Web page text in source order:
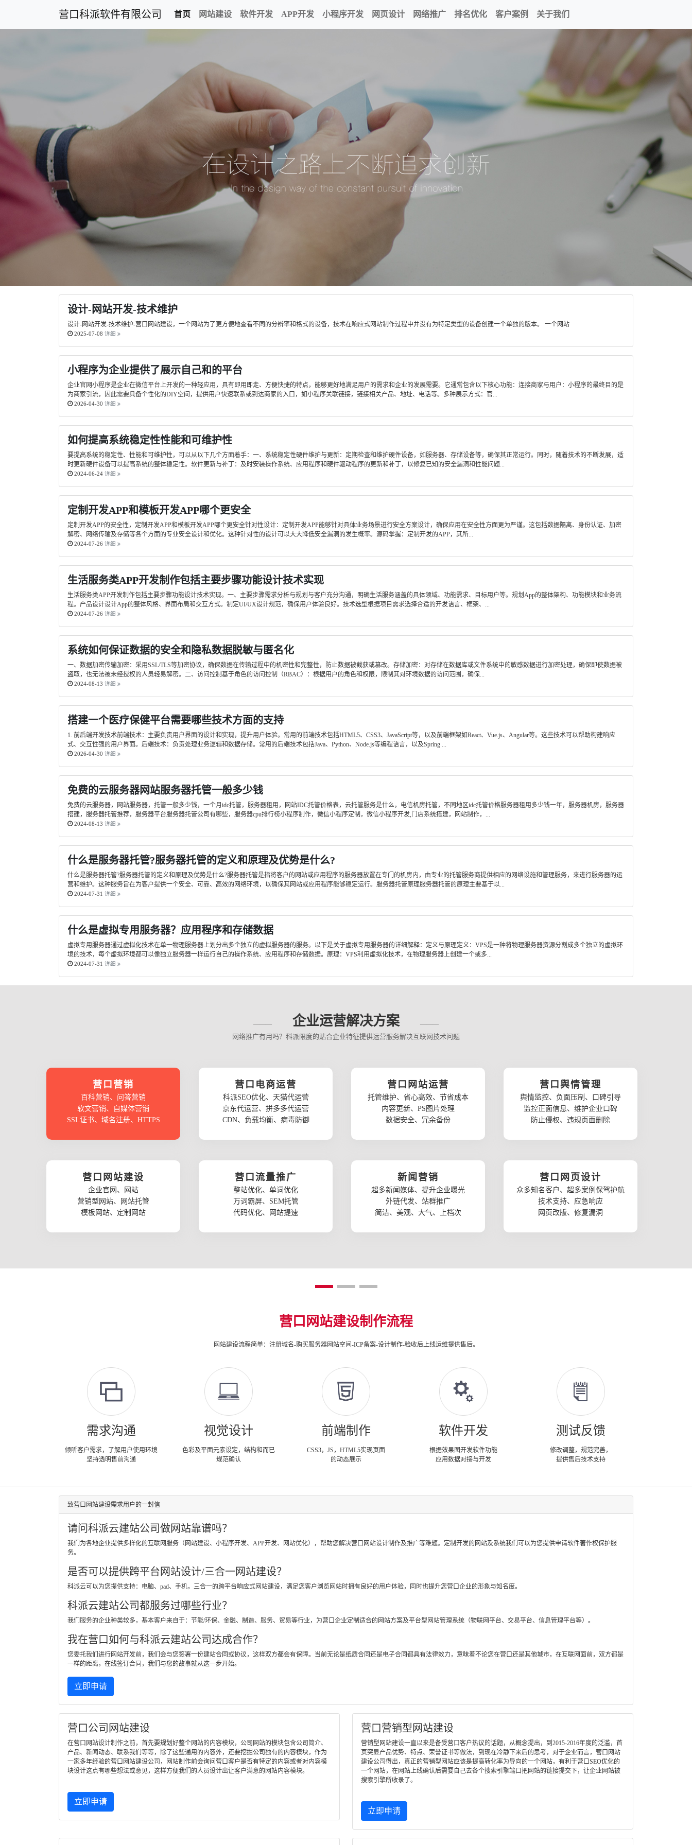
营口科派软件有限公司 首页 网站建设 软件开发 APP开发 小程序开发 网页设计 网络推广 排名优化 客户案例 关于我们
设计-网站开发-技术维护
设计-网站开发-技术维护-营口网站建设，一个网站为了更方便地查看不同的分辨率和格式的设备，技术在响应式网站制作过程中并没有为特定类型的设备创建一个单独的版本。 一个网站
2025-07-08 详细
小程序为企业提供了展示自己和的平台
企业官网小程序是企业在微信平台上开发的一种轻应用，具有即用即走、方便快捷的特点，能够更好地满足用户的需求和企业的发展需要。它通常包含以下核心功能：连接商家与用户：小程序的最终目的是
为商家引流，因此需要具备个性化的DIY空间，提供用户快速联系或到达商家的入口，如小程序关联链接，链接相关产品、地址、电话等。多种展示方式：官...
2026-04-30 详细
如何提高系统稳定性性能和可维护性
要提高系统的稳定性、性能和可维护性，可以从以下几个方面着手：一、系统稳定性硬件维护与更新：定期检查和维护硬件设备，如服务器、存储设备等，确保其正常运行。同时，随着技术的不断发展，适
时更新硬件设备可以提高系统的整体稳定性。软件更新与补丁：及时安装操作系统、应用程序和硬件驱动程序的更新和补丁，以修复已知的安全漏洞和性能问题...
2024-06-24 详细
定制开发APP和模板开发APP哪个更安全
定制开发APP的安全性，定制开发APP和模板开发APP哪个更安全针对性设计：定制开发APP能够针对具体业务场景进行安全方案设计，确保应用在安全性方面更为严谨。这包括数据隔离、身份认证、加密
解密、网络传输及存储等各个方面的专业安全设计和优化。这种针对性的设计可以大大降低安全漏洞的发生概率。源码掌握：定制开发的APP，其所...
2024-07-26 详细
生活服务类APP开发制作包括主要步骤功能设计技术实现
生活服务类APP开发制作包括主要步骤功能设计技术实现。一、主要步骤需求分析与规划与客户充分沟通，明确生活服务涵盖的具体领域、功能需求、目标用户等。规划App的整体架构、功能模块和业务流
程。产品设计设计App的整体风格、界面布局和交互方式。制定UI/UX设计规范，确保用户体验良好。技术选型根据项目需求选择合适的开发语言、框架、...
2024-07-26 详细
系统如何保证数据的安全和隐私数据脱敏与匿名化
一、数据加密传输加密：采用SSL/TLS等加密协议，确保数据在传输过程中的机密性和完整性，防止数据被截获或篡改。存储加密：对存储在数据库或文件系统中的敏感数据进行加密处理，确保即使数据被
盗取，也无法被未经授权的人员轻易解密。二、访问控制基于角色的访问控制（RBAC）：根据用户的角色和权限，限制其对环境数据的访问范围，确保...
2024-08-13 详细
搭建一个医疗保健平台需要哪些技术方面的支持
1. 前后端开发技术前端技术：主要负责用户界面的设计和实现，提升用户体验。常用的前端技术包括HTML5、CSS3、JavaScript等，以及前端框架如React、Vue.js、Angular等。这些技术可以帮助构建响应
式、交互性强的用户界面。后端技术：负责处理业务逻辑和数据存储。常用的后端技术包括Java、Python、Node.js等编程语言，以及Spring ...
2026-04-30 详细
免费的云服务器网站服务器托管一般多少钱
免费的云服务器，网站服务器，托管一般多少钱，一个月idc托管，服务器租用，网站IDC托管价格表，云托管服务是什么，电信机房托管，不同地区idc托管价格服务器租用多少钱一年，服务器机房，服务器
搭建，服务器托管推荐，服务器平台服务器托管公司有哪些，服务器cpu排行榜小程序制作，微信小程序定制，微信小程序开发,门店系统搭建，网站制作，...
2024-08-13 详细
什么是服务器托管?服务器托管的定义和原理及优势是什么?
什么是服务器托管?服务器托管的定义和原理及优势是什么?服务器托管是指将客户的网站或应用程序的服务器放置在专门的机房内，由专业的托管服务商提供相应的网络设施和管理服务，来进行服务器的运
营和维护。这种服务旨在为客户提供一个安全、可靠、高效的网络环境，以确保其网站或应用程序能够稳定运行。服务器托管原理服务器托管的原理主要基于以...
2024-07-31 详细
什么是虚拟专用服务器？应用程序和存储数据
虚拟专用服务器通过虚拟化技术在单一物理服务器上划分出多个独立的虚拟服务器的服务。以下是关于虚拟专用服务器的详细解释：定义与原理定义：VPS是一种将物理服务器资源分割成多个独立的虚拟环
境的技术，每个虚拟环境都可以像独立服务器一样运行自己的操作系统、应用程序和存储数据。原理：VPS利用虚拟化技术，在物理服务器上创建一个或多...
2024-07-31 详细
企业运营解决方案
网络推广有用吗？科派限度的贴合企业特征提供运营服务解决互联网技术问题
营口营销
百科营销、问答营销
软文营销、自媒体营销
SSL证书、域名注册、HTTPS
营口电商运营
科派SEO优化、天猫代运营
京东代运营、拼多多代运营
CDN、负载均衡、病毒防御
营口网站运营
托管维护、省心高效、节省成本
内容更新、PS图片处理
数据安全、冗余备份
营口舆情管理
舆情监控、负面压制、口碑引导
监控正面信息、维护企业口碑
防止侵权、违规页面删除
营口网站建设
企业官网、网站
营销型网站、网站托管
模板网站、定制网站
营口流量推广
整站优化、单词优化
万词霸屏、SEM托管
代码优化、网站提速
新闻营销
超多新闻媒体、提升企业曝光
外链代发、站群推广
简洁、美观、大气、上档次
营口网页设计
众多知名客户、超多案例保驾护航
技术支持、应急响应
网页改版、修复漏洞
营口网站建设制作流程
网站建设流程简单：注册域名-购买服务器网站空间-ICP备案-设计制作-验收后上线运维提供售后。
需求沟通
倾听客户需求，了解用户使用环境
坚持透明售前沟通
视觉设计
色彩及平面元素设定，结构和而已
规范确认
前端制作
CSS3，JS，HTML5实现页面
的动态展示
软件开发
根据效果图开发软件功能
应用数据对接与开发
测试反馈
修改调整，规范完善，
提供售后技术支持
致营口网站建设需求用户的一封信
请问科派云建站公司做网站靠谱吗？
我们为各地企业提供多样化的互联网服务（网站建设、小程序开发、APP开发、网站优化），帮助您解决营口网站设计制作及推广等难题。定制开发的网站及系统我们可以为您提供申请软件著作权保护服
务。
是否可以提供跨平台网站设计/三合一网站建设？
科派云可以为您提供支持：电脑、pad、手机，三合一的跨平台响应式网站建设，满足您客户浏览网站时拥有良好的用户体验，同时也提升您营口企业的形象与知名度。
科派云建站公司都服务过哪些行业？
我们服务的企业种类较多，基本客户来自于：节能/环保、金融、制造、服务、贸易等行业，为营口企业定制适合的网站方案及平台型网站管理系统（物联网平台、交易平台、信息管理平台等）。
我在营口如何与科派云建站公司达成合作？
您委托我们进行网站开发前，我们会与您签署一份建站合同或协议，这样双方都会有保障。当前无论是纸质合同还是电子合同都具有法律效力，意味着不论您在营口还是其他城市，在互联网面前，双方都是
一样的距离，在线签订合同，我们与您的故事就从这一步开始。
立即申请
营口公司网站建设
在营口网站设计制作之前，首先要规划好整个网站的内容模块，公司网站的模块包含公司简介、
产品、新闻动态、联系我们等等，除了这些通用的内容外，还要挖掘公司独有的内容模块，作为
一家多年经验的营口网站建设公司，网站制作前会询问营口客户是否有特定的内容或者对内容模
块设计这点有哪些想法或意见，这样方便我们的人员设计出让客户满意的网站内容模块。
立即申请
营口营销型网站建设
营销型网站建设一直以来是备受营口客户热议的话题，从概念提出，到2015-2016年度的泛滥，首
页突显产品优势、特点、荣誉证书等做法，到现在冷静下来后的思考，对于企业而言，营口网站
建设公司得出，真正的营销型网站应该是提高转化率为导向的一个网站，有利于营口SEO优化的
一个网站，在网站上线确认后需要自己去各个搜索引擎端口把网站的链接提交下，让企业网站被
搜索引擎所收录了。
立即申请